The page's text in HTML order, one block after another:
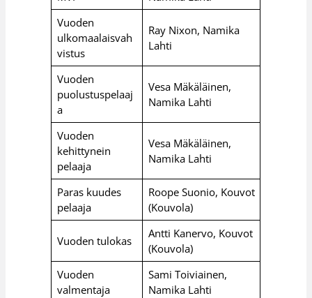
Vuoden
ulkomaalaisvah
vistus
Ray Nixon, Namika
Lahti
Vuoden
puolustuspelaaj
a
Vesa Mäkäläinen,
Namika Lahti
Vuoden
kehittynein
pelaaja
Vesa Mäkäläinen,
Namika Lahti
Paras kuudes
pelaaja
Roope Suonio, Kouvot
(Kouvola)
Vuoden tulokas
Antti Kanervo, Kouvot
(Kouvola)
Vuoden
valmentaja
Sami Toiviainen,
Namika Lahti